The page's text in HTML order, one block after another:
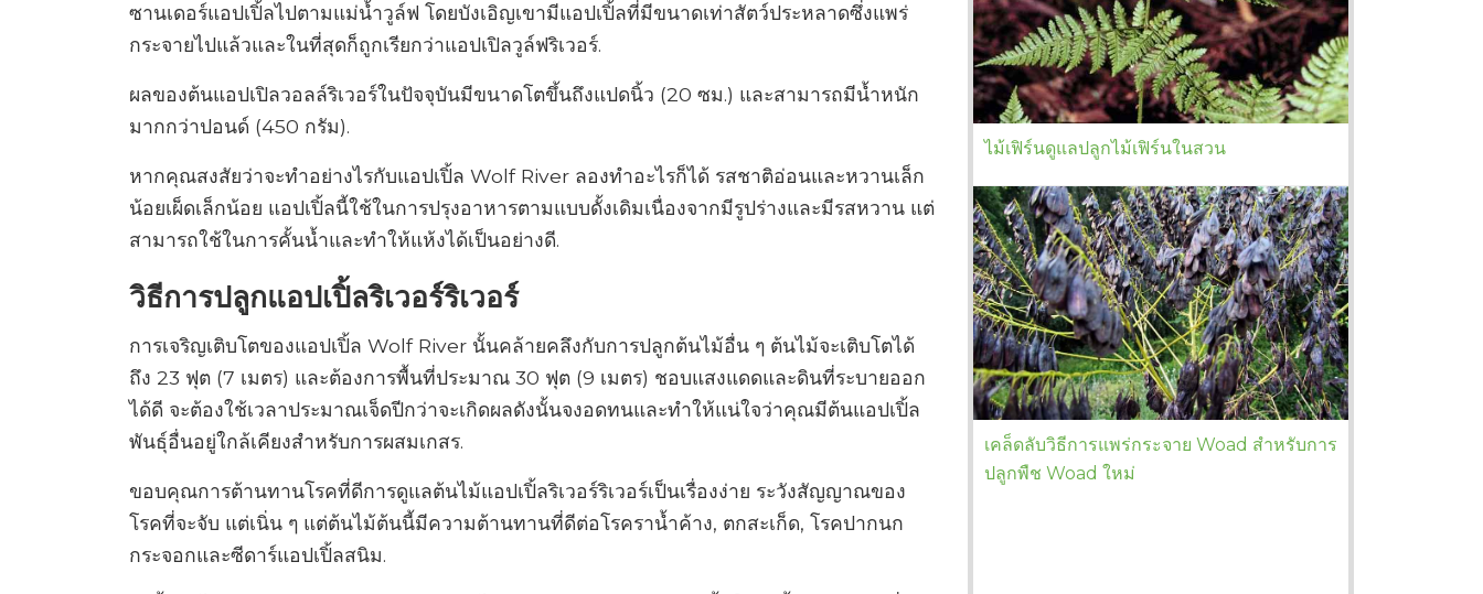
ซานเดอร์แอปเปิ้ลไปตามแม่น้ำวูล์ฟ โดยบังเอิญเขามีแอปเปิ้ลที่มีขนาดเท่าสัตว์ประหลาดซึ่งแพร่
กระจายไปแล้วและในที่สุดก็ถูกเรียกว่าแอปเปิลวูล์ฟริเวอร์.
ผลของต้นแอปเปิลวอลล์ริเวอร์ในปัจจุบันมีขนาดโตขึ้นถึงแปดนิ้ว (20 ซม.) และสามารถมีน้ำหนัก
มากกว่าปอนด์ (450 กรัม).
หากคุณสงสัยว่าจะทำอย่างไรกับแอปเปิ้ล Wolf River ลองทำอะไรก็ได้ รสชาติอ่อนและหวานเล็ก
น้อยเผ็ดเล็กน้อย แอปเปิ้ลนี้ใช้ในการปรุงอาหารตามแบบดั้งเดิมเนื่องจากมีรูปร่างและมีรสหวาน แต่
สามารถใช้ในการคั้นน้ำและทำให้แห้งได้เป็นอย่างดี.
วิธีการปลูกแอปเปิ้ลริเวอร์ริเวอร์
การเจริญเติบโตของแอปเปิ้ล Wolf River นั้นคล้ายคลึงกับการปลูกต้นไม้อื่น ๆ ต้นไม้จะเติบโตได้
ถึง 23 ฟุต (7 เมตร) และต้องการพื้นที่ประมาณ 30 ฟุต (9 เมตร) ชอบแสงแดดและดินที่ระบายออก
ได้ดี จะต้องใช้เวลาประมาณเจ็ดปีกว่าจะเกิดผลดังนั้นจงอดทนและทำให้แน่ใจว่าคุณมีต้นแอปเปิ้ล
พันธุ์อื่นอยู่ใกล้เคียงสำหรับการผสมเกสร.
ขอบคุณการต้านทานโรคที่ดีการดูแลต้นไม้แอปเปิ้ลริเวอร์ริเวอร์เป็นเรื่องง่าย ระวังสัญญาณของ
โรคที่จะจับ แต่เนิ่น ๆ แต่ต้นไม้ต้นนี้มีความต้านทานที่ดีต่อโรคราน้ำค้าง, ตกสะเก็ด, โรคปากนก
กระจอกและซีดาร์แอปเปิ้ลสนิม.
ไม้เฟิร์นดูแลปลูกไม้เฟิร์นในสวน
เคล็ดลับวิธีการแพร่กระจาย Woad สำหรับการ
ปลูกพืช Woad ใหม่